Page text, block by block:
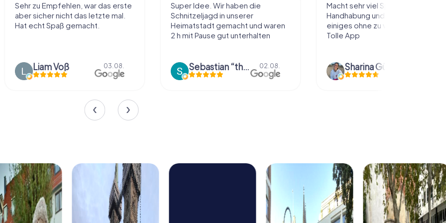
Super Idee. Wir haben die
Schnitzeljagd in unserer
Heimatstadt gemacht und waren
02.08.
Macht sehr viel Spaß, einfache
Handhabung und Rätsel, man sieht
einiges ohne zu viel zu laufen!
Tolle App
Sharina Gühr 01.08.
Sehr schöne Idee die Stadt auf
diese Art kennenzulernen. Alles
nach eigenem Tempo und
Belieben abzulaufen und dabei